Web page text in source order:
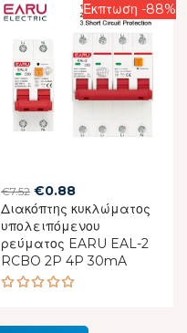
Έκπτωση -88%
€7.52 Original
price
was:
€7.52.
€0.88Current
price
is:
€0.88.
Διακόπτης κυκλώματος
υπολειπόμενου
ρεύματος EARU EAL-2
RCBO 2P 4P 30mA
5.00out